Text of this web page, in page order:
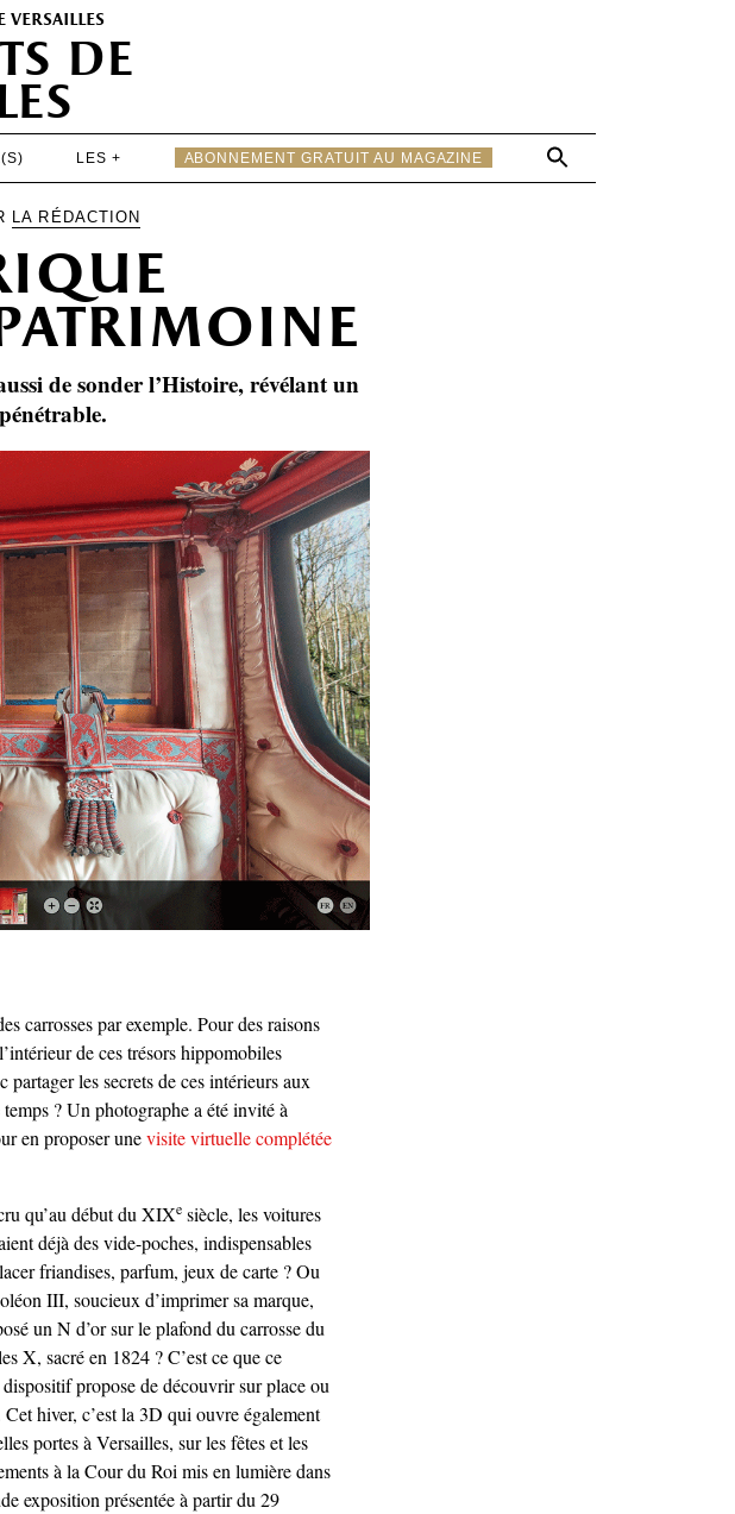
versailles
de
LES + ABONNEMENT GRATUIT AU MAGAZINE
for:
Search Button
LA RÉDACTION
de sonder l’Histoire, révélant un
carrosses par exemple. Pour des raisons
de ces trésors hippomobiles
les secrets de ces intérieurs aux
? Un photographe a été invité à
en proposer unevisite virtuelle complétée
qu’au début du XIXe siècle, les voitures
déjà des vide-poches, indispensables
friandises, parfum, jeux de carte ? Ou
III, soucieux d’imprimer sa marque,
un N d’or sur le plafond du carrosse du
X, sacré en 1824 ? C’est ce que ce
propose de découvrir sur place ou
Cet hiver, c’est la 3D qui ouvre également
portes à Versailles, sur les fêtes et les
à la Cour du Roi mis en lumière dans
exposition présentée à partir du 29